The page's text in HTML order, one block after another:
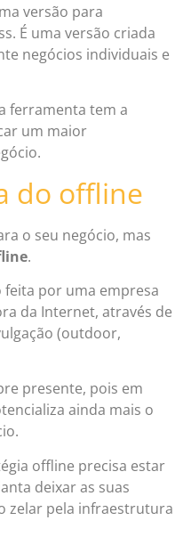
versão para
É uma versão criada
negócios individuais e
ferramenta tem a
um maior
do offline
o seu negócio, mas
.
feita por uma empresa
da Internet, através de
(outdoor,
presente, pois em
ainda mais o
offline precisa estar
deixar as suas
zelar pela infraestrutura